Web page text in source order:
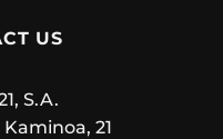
US
S.A.
21